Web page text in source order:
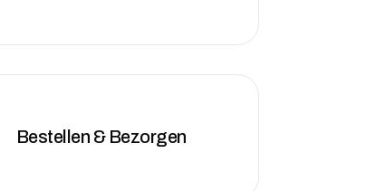
Bestellen & Bezorgen